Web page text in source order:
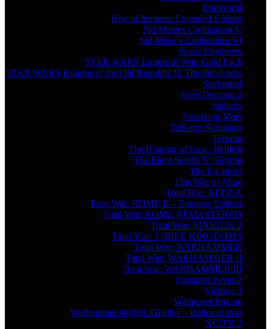
RimWorld
Rise of Nations: Extended Edition
Sid Meier's Civilization V
Sid Meier's Civilization VI
Space Engineers
STAR WARS Empire at War: Gold Pack
STAR WARS Knights of the Old Republic II: The Sith Lords
Starbound
Steel Division 2
Stellaris
Surviving Mars
Tabletop Simulator
Terraria
The Binding of Isaac: Rebirth
The Elder Scrolls V: Skyrim
The Escapists
This War of Mine
Total War: ATTILA
Total War: ROME II – Emperor Edition
Total War: ROME REMASTERED
Total War: SHOGUN 2
Total War: THREE KINGDOMS
Total War: WARHAMMER
Total War: WARHAMMER II
Total War: WARHAMMER III
Transport Fever 2
Victoria 3
Wallpaper Engine
Warhammer 40,000: Gladius – Relics of War
XCOM 2